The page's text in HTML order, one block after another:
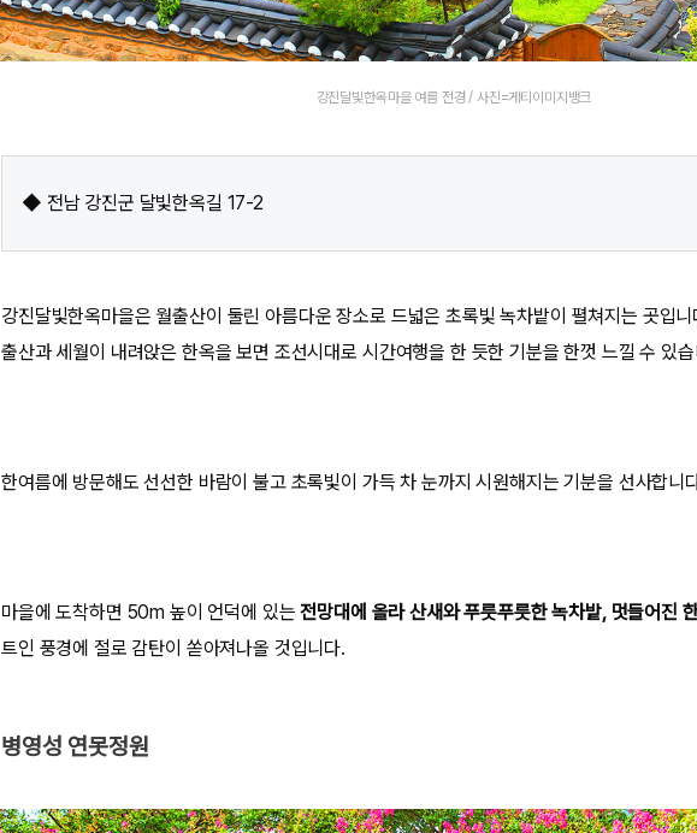
강진달빛한옥마을 여름 전경 / 사진=게티이미지뱅크
◆ 전남 강진군 달빛한옥길 17-2
강진달빛한옥마을은 월출산이 둘린 아름다운 장소로 드넓은 초록빛 녹차밭이 펼쳐지는 곳입
출산과 세월이 내려앉은 한옥을 보면 조선시대로 시간여행을 한 듯한 기분을 한껏 느낄 수 있
한여름에 방문해도 선선한 바람이 불고 초록빛이 가득 차 눈까지 시원해지는 기분을 선사합니
마을에 도착하면 50m 높이 언덕에 있는전망대에 올라 산새와 푸릇푸릇한 녹차밭, 멋들어진
트인 풍경에 절로 감탄이 쏟아져나올 것입니다.
병영성 연못정원